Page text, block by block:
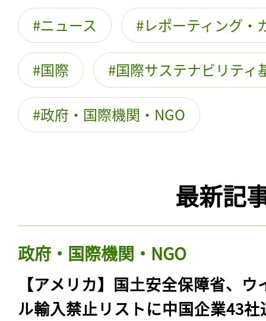
ニュース レポーティング・
国際 国際サステナビリティ
政府・国際機関・NGO
最新記
政府・国際機関・NGO
【アメリカ】国土安全保障省、ウ
ル輸入禁止リストに中国企業43社